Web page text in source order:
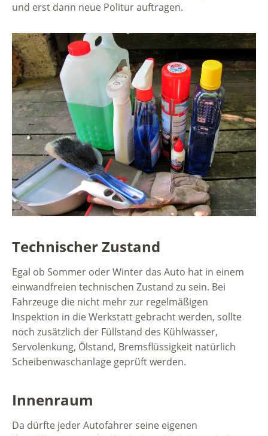
und erst dann neue Politur auftragen.
Technischer Zustand
Egal ob Sommer oder Winter das Auto hat in einem
einwandfreien technischen Zustand zu sein. Bei
Fahrzeuge die nicht mehr zur regelmäßigen
Inspektion in die Werkstatt gebracht werden, sollte
noch zusätzlich der Füllstand des Kühlwasser,
Servolenkung, Ölstand, Bremsflüssigkeit natürlich
Scheibenwaschanlage geprüft werden.
Innenraum
Da dürfte jeder Autofahrer seine eigenen